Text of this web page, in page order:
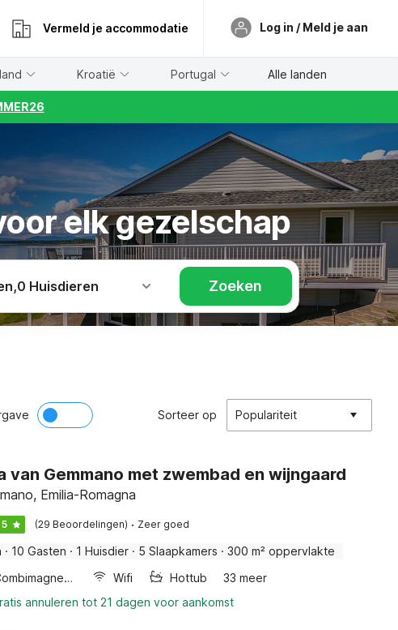
Vermeld je accommodatie Log in / Meld je aan
Kroatië Portugal Alle landen
elk gezelschap
,0 Huisdieren Zoeken
Sorteer op Populariteit
van Gemmano met zwembad en wijngaard
Emilia-Romagna
(29 Beoordelingen) · Zeer goed
· 10 Gasten · 1 Huisdier · 5 Slaapkamers · 300 m² oppervlakte
Combimagnetron
Wifi Hottub
33 meer
annuleren tot 21 dagen voor aankomst